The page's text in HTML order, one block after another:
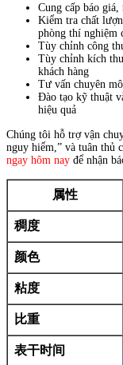
Cung cấp báo
Kiểm tra chất
phòng thí nghiệm
Tùy chỉnh công
Tùy chỉnh kích
khách hàng
Tư vấn chuyên
Đào tạo kỹ thuật
hiệu quả
Chúng tôi hỗ trợ vận
nguy hiểm,” và tuân thủ
ngay hôm nay để nhận
属性
稠度
颜色
粘度
比重
表干时间